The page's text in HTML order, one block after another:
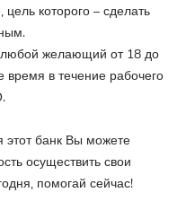
которого – сделать
любой желающий от 18 до
время в течение рабочего
этот банк Вы можете
осуществить свои
помогай сейчас!